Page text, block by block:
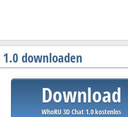
downloaden
Download
WhoRU 3D Chat 1.0 kostenlos